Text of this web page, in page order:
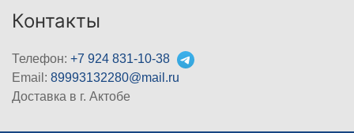
Контакты
Телефон: +7 924 831-10-38
Email: 89993132280@mail.ru
Доставка в г. Актобе